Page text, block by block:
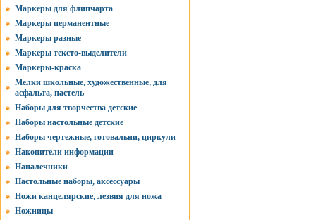
Маркеры для флипчарта
Маркеры перманентные
Маркеры разные
Маркеры тексто-выделители
Маркеры-краска
Мелки школьные, художественные, для
асфальта, пастель
Наборы для творчества детские
Наборы настольные детские
Наборы чертежные, готовальни, циркули
Накопители информации
Напалечники
Настольные наборы, аксессуары
Ножи канцелярские, лезвия для ножа
Ножницы